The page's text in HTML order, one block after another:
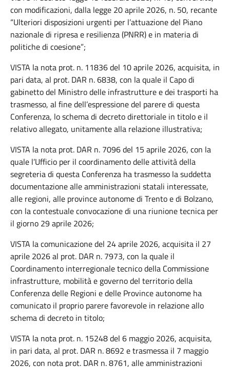
con modificazioni, dalla legge 20 aprile 2026, n. 50, recante
“Ulteriori disposizioni urgenti per l’attuazione del Piano
nazionale di ripresa e resilienza (PNRR) e in materia di
politiche di coesione”;
VISTA la nota prot. n. 11836 del 10 aprile 2026, acquisita, in
pari data, al prot. DAR n. 6838, con la quale il Capo di
gabinetto del Ministro delle infrastrutture e dei trasporti ha
trasmesso, al fine dell’espressione del parere di questa
Conferenza, lo schema di decreto direttoriale in titolo e il
relativo allegato, unitamente alla relazione illustrativa;
VISTA la nota prot. DAR n. 7096 del 15 aprile 2026, con la
quale l’Ufficio per il coordinamento delle attività della
segreteria di questa Conferenza ha trasmesso la suddetta
documentazione alle amministrazioni statali interessate,
alle regioni, alle province autonome di Trento e di Bolzano,
con la contestuale convocazione di una riunione tecnica per
il giorno 29 aprile 2026;
VISTA la comunicazione del 24 aprile 2026, acquisita il 27
aprile 2026 al prot. DAR n. 7973, con la quale il
Coordinamento interregionale tecnico della Commissione
infrastrutture, mobilità e governo del territorio della
Conferenza delle Regioni e delle Province autonome ha
comunicato il proprio parere favorevole in relazione allo
schema di decreto in titolo;
VISTA la nota prot. n. 15248 del 6 maggio 2026, acquisita,
in pari data, al prot. DAR n. 8692 e trasmessa il 7 maggio
2026, con nota prot. DAR n. 8761, alle amministrazioni